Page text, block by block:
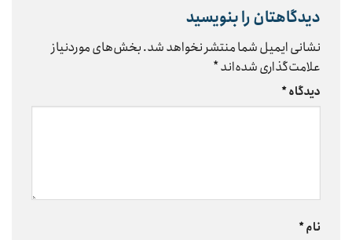
دیدگاهتان را بنویسید
نشانی ایمیل شما منتشر نخواهد شد.بخش‌های موردنیاز
علامت‌گذاری شده‌اند*
دیدگاه*
نام*